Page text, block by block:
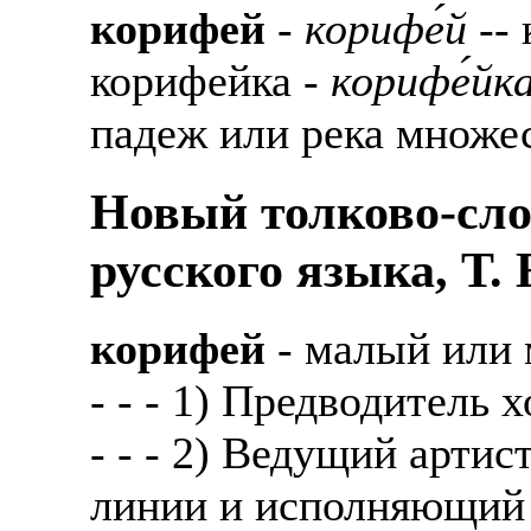
корифей - корифе́й --
корифейка -
падеж или река
Новый толково-
русского языка,
корифей - малый или
- - - 1) Предводитель
- - - 2) Ведущий
линии и исполняющий